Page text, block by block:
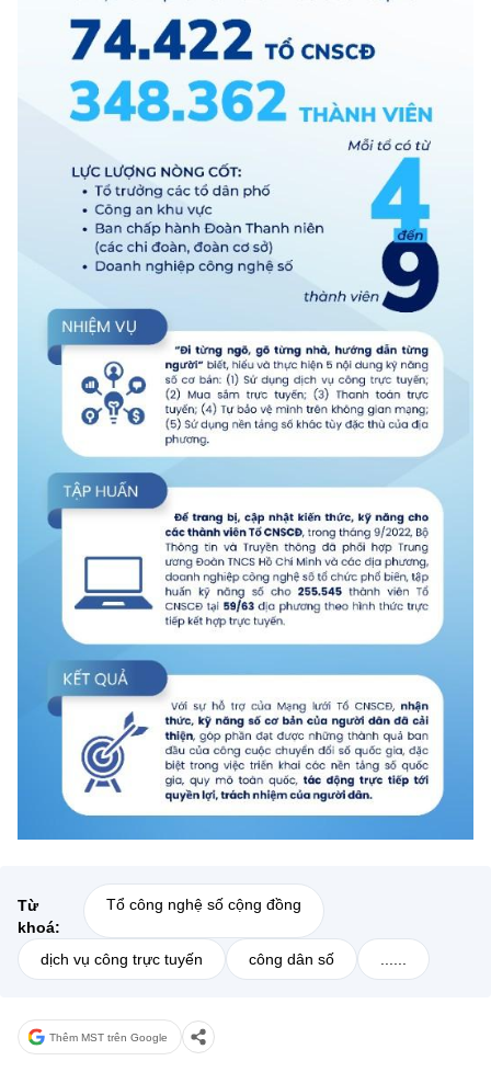
Vietnamese English
BỘ KHOA HỌC VÀ CÔNG NGHỆ
MINISTRY OF SCIENCE AND TECHNOLOGY
Điều khoản sử dụng Theo dõi MST:
Cơ quan chủ quản: Bộ Khoa học và Công nghệ (MST)
Chịu trách nhiệm nội dung: Nguyễn Thị Hải Hằng
Giám đốc Trung tâm Truyền thông Khoa học và Công nghệ.
Địa chỉ: Ban Biên tập Cổng TTĐT - 18 Nguyễn Du, TP. Hà Nội
Điện thoại: 024 3936 9506
Email:stc@mst.gov.vn
©2026 Bản quyền thuộc Bộ Khoa Học và Công Nghệ
(Ghi rõ nguồn "https://mst.gov.vn" khi phát hành lại thông tin từ
website này)
Từ
khoá:
Tổ công nghệ số cộng đồng
dịch vụ công trực tuyến công dân số
Thêm MST trên Google